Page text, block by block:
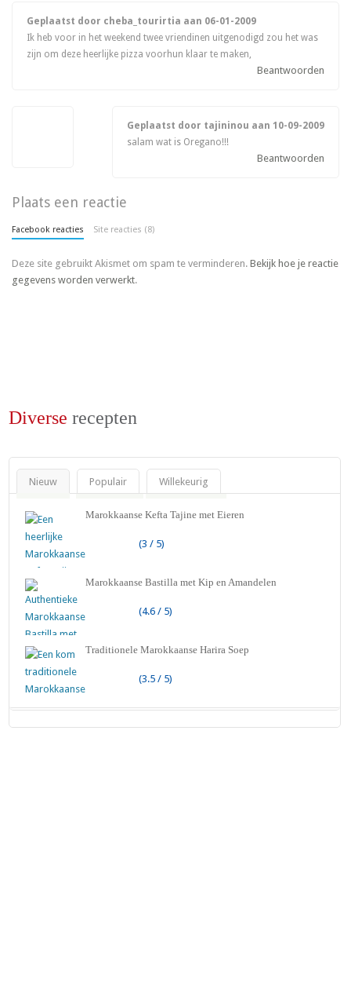
Geplaatst door cheba_tourirtia aan 06-01-2009
Ik heb voor in het weekend twee vriendinen uitgenodigd zou het was
zijn om deze heerlijke pizza voorhun klaar te maken,
Beantwoorden
Geplaatst door tajininou aan 10-09-2009
salam wat is Oregano!!!
Beantwoorden
Plaats een reactie
Facebook reacties Site reacties (8)
Deze site gebruikt Akismet om spam te verminderen.Bekijk hoe je reactie
gegevens worden verwerkt.
Diverse recepten
Nieuw Populair Willekeurig
Marokkaanse Kefta Tajine met Eieren
(3 / 5)
Marokkaanse Bastilla met Kip en Amandelen
(4.6 / 5)
Traditionele Marokkaanse Harira Soep
(3.5 / 5)